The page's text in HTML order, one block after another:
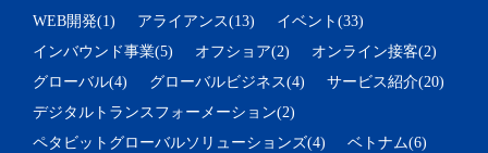
WEB開発(1)
アライアンス(13)
イベント(33)
インバウンド事業(5)
オフショア(2)
オンライン接客(2)
グローバル(4)
グローバルビジネス(4)
サービス紹介(20)
デジタルトランスフォーメーション(2)
ペタビットグローバルソリューションズ(4)
ベトナム(6)